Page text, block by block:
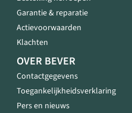
Garantie & reparatie
Actievoorwaarden
Klachten
OVER BEVER
Contactgegevens
Toegankelijkheidsverklaring
Pers en nieuws